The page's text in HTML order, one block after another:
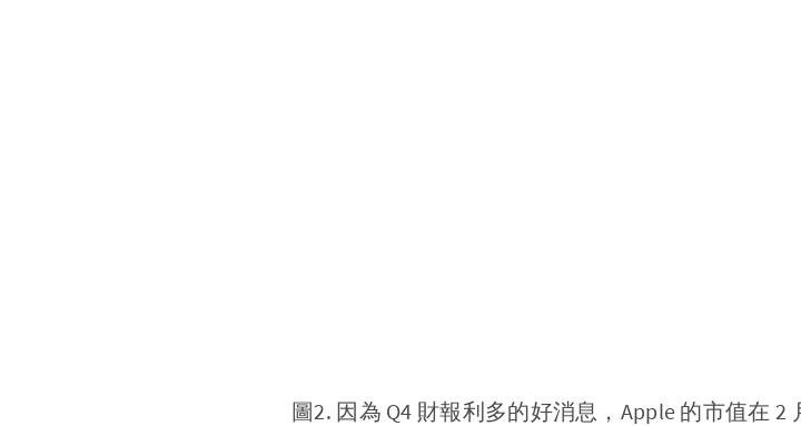
圖2. 因為 Q4 財報利多的好消息，Apple 的市值在 2